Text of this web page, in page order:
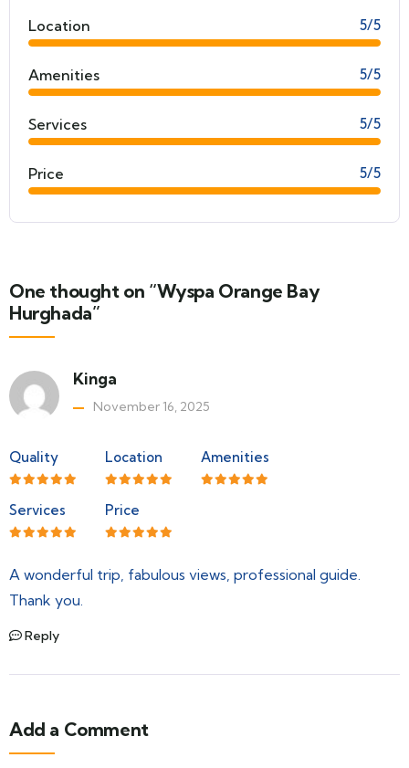
Location 5/5
Amenities 5/5
Services 5/5
Price 5/5
One thought on “Wyspa Orange Bay
Hurghada”
Kinga
November 16, 2025
Quality Location Amenities
Services Price
A wonderful trip, fabulous views, professional guide.
Thank you.
Reply
Add a Comment